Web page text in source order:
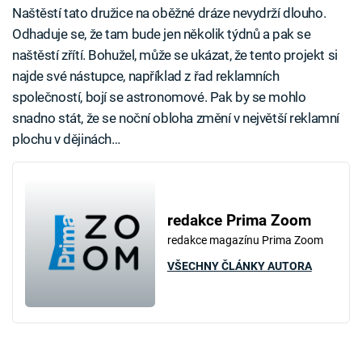
Naštěstí tato družice na oběžné dráze nevydrží dlouho.
Odhaduje se, že tam bude jen několik týdnů a pak se
naštěstí zřítí. Bohužel, může se ukázat, že tento projekt si
najde své nástupce, například z řad reklamních
společností, bojí se astronomové. Pak by se mohlo
snadno stát, že se noční obloha změní v největší reklamní
plochu v dějinách…
redakce Prima Zoom
redakce magazínu Prima Zoom
VŠECHNY ČLÁNKY AUTORA